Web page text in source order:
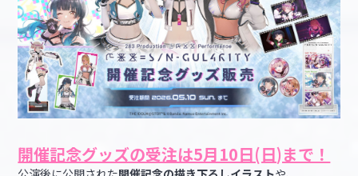
開催記念グッズの受注は5月10日(日)まで！